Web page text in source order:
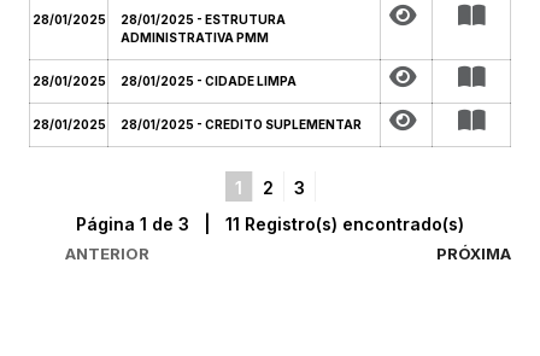
28/01/2025
28/01/2025 - ESTRUTURA
ADMINISTRATIVA PMM
28/01/2025 28/01/2025 - CIDADE LIMPA
28/01/2025 28/01/2025 - CREDITO SUPLEMENTAR
1 2 3
ANTERIOR
Página 1 de 3 | 11 Registro(s) encontrado(s)
PRÓXIMA